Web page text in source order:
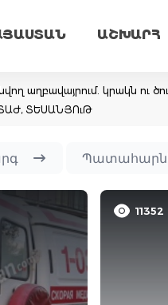
ԱՇԽԱՐՀ
աղբավայրում. կրակն ու
ՏԵՍԱՆՅՈւԹ
11352